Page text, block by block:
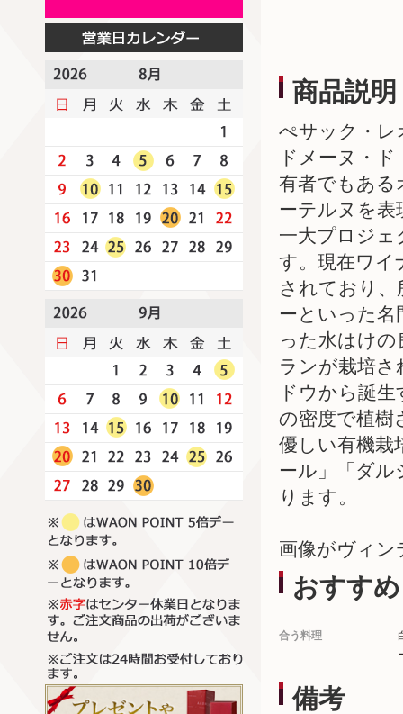
商品説明
ぺサック・レ
ドメーヌ・
有者でもある
ーテルヌを
一大プロジェ
す。現在ワイ
されており
ーといった名
った水はけ
ランが栽培
ドウから誕
の密度で植樹
優しい有機栽
ール」「ダ
ります。
画像がヴィン
おすすめ
合う料理
備考